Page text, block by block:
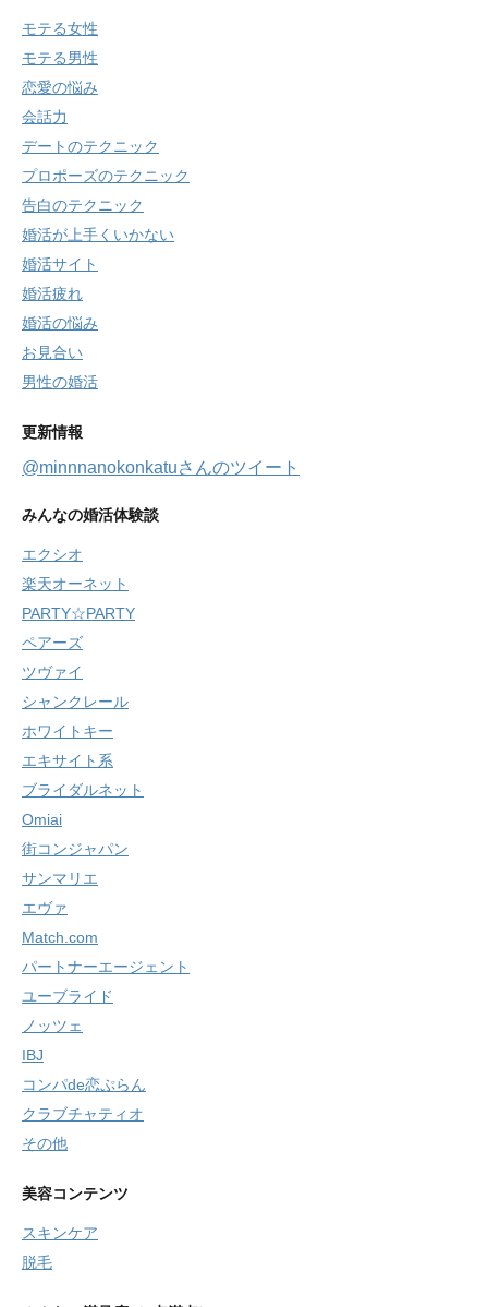
モテる女性
モテる男性
恋愛の悩み
会話力
デートのテクニック
プロポーズのテクニック
告白のテクニック
婚活が上手くいかない
婚活サイト
婚活疲れ
婚活の悩み
お見合い
男性の婚活
更新情報
@minnnanokonkatuさんのツイート
みんなの婚活体験談
エクシオ
楽天オーネット
PARTY☆PARTY
ペアーズ
ツヴァイ
シャンクレール
ホワイトキー
エキサイト系
ブライダルネット
Omiai
街コンジャパン
サンマリエ
エヴァ
Match.com
パートナーエージェント
ユーブライド
ノッツェ
IBJ
コンパde恋ぷらん
クラブチャティオ
その他
美容コンテンツ
スキンケア
脱毛